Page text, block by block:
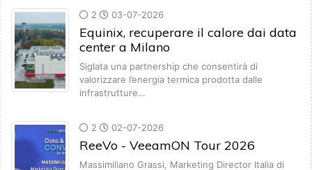
2 03-07-2026
Equinix, recuperare il calore dai data
center a Milano
Siglata una partnership che consentirà di
valorizzare l’energia termica prodotta dalle
infrastrutture…
2 02-07-2026
ReeVo - VeeamON Tour 2026
Massimiliano Grassi, Marketing Director Italia di